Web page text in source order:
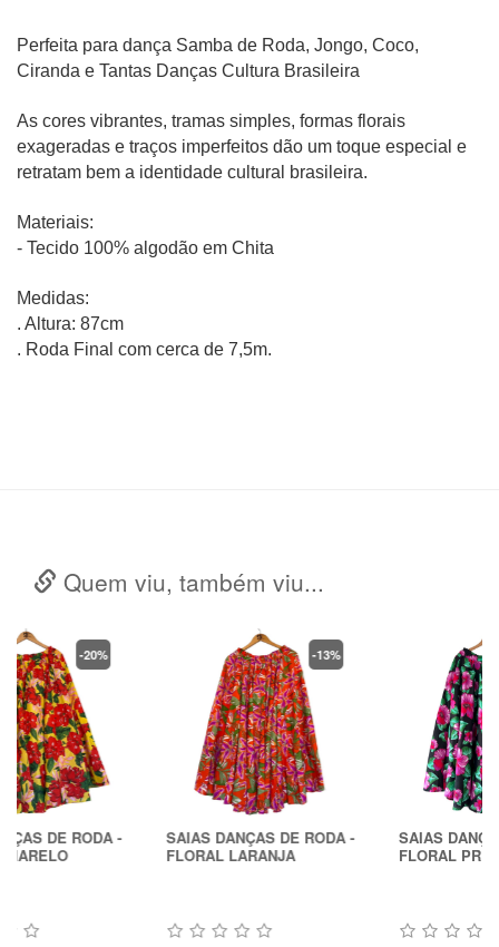
Perfeita para dança Samba de Roda, Jongo, Coco,
Ciranda e Tantas Danças Cultura Brasileira
As cores vibrantes, tramas simples, formas florais
exageradas e traços imperfeitos dão um toque especial e
retratam bem a identidade cultural brasileira.
Materiais:
- Tecido 100% algodão em Chita
Medidas:
. Altura: 87cm
. Roda Final com cerca de 7,5m.
Quem viu, também viu...
SAIAS DANÇAS DE RODA -
FLORAL LARANJA
SAIAS DANÇAS DE RODA -
FLORAL PRETO